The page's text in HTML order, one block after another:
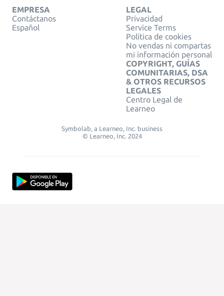
EMPRESA
Contáctanos
Español
LEGAL
Privacidad
Service Terms
Política de cookies
No vendas ni compartas
mi información personal
COPYRIGHT, GUÍAS
COMUNITARIAS, DSA
& OTROS RECURSOS
LEGALES
Centro Legal de
Learneo
Symbolab, a Learneo, Inc. business
© Learneo, Inc. 2024